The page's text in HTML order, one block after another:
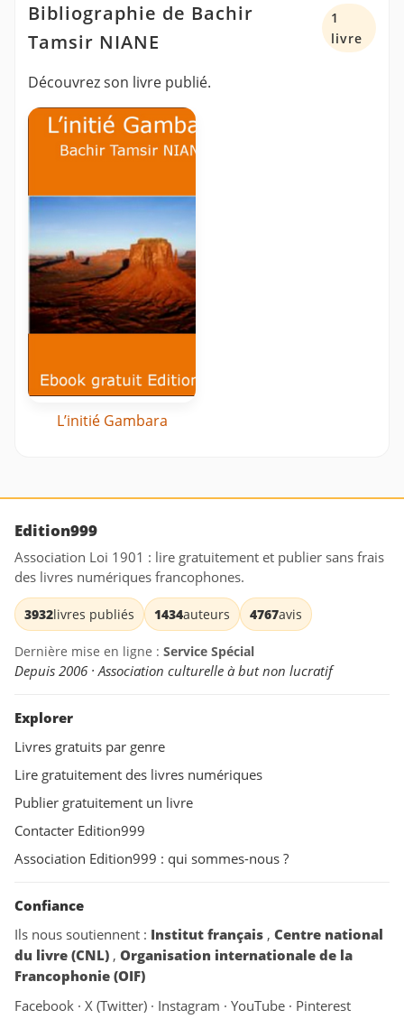
Bibliographie de Bachir
Tamsir NIANE
1
livre
Découvrez son livre publié.
L’initié Gambara
Edition999
Association Loi 1901 : lire gratuitement et publier sans frais
des livres numériques francophones.
3932livres publiés 1434auteurs 4767avis
Dernière mise en ligne : Service Spécial
Depuis 2006 · Association culturelle à but non lucratif
Explorer
Livres gratuits par genre
Lire gratuitement des livres numériques
Publier gratuitement un livre
Contacter Edition999
Association Edition999 : qui sommes-nous ?
Confiance
Ils nous soutiennent : Institut français , Centre national
du livre (CNL) , Organisation internationale de la
Francophonie (OIF)
Facebook · X (Twitter) · Instagram · YouTube · Pinterest